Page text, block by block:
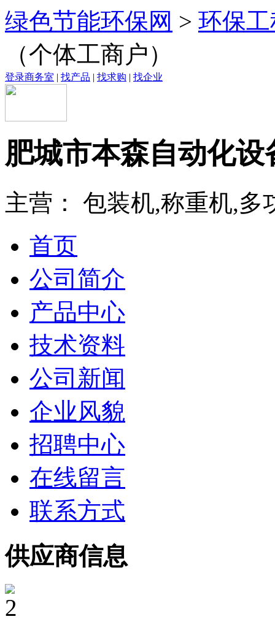
绿色节能环保网 > 环保
（个体工商户）
登录商务室 | 找产品 | 找求购 | 找企业
肥城市本森自动化
主营： 包装机,称重机,多
首页
公司简介
产品中心
技术资料
公司新闻
企业风貌
招聘中心
在线留言
联系方式
供应商信息
2